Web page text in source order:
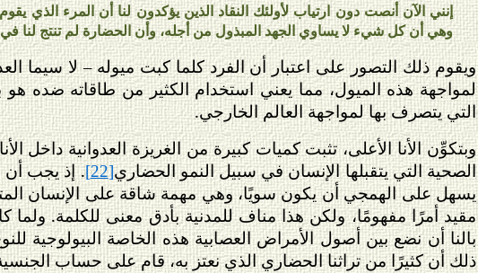
إنني الآن أنصت دون ارتياب لأولئك النقاد الذين يؤكدون لنا أن المرء الذي
وهي أن كل شيء لا يساوي الجهد المبذول من أجله، وأن الحضارة لم تنتج لنا في
ويقوم ذلك التصور على اعتبار أن الفرد كلما كبت ميوله – لا سيما
لمواجهة هذه الميول، مما يعني استخدام الكثير من طاقاته ضده
التي يتصرف بها لمواجهة العالم الخارجي.
وبتكوِّن الأنا الأعلى، تثبت كميات كبيرة من الغريزة العدوانية داخل
الصحية التي يتقبلها الإنسان في سبيل النمو الحضاري[22]
. إذ يجب أن
يسهل على الهمجي أن يكون سويًا، وهي مهمة شاقة على الإنسان
مقيد أمرًا مفهومًا، ولكن هذا مناف للمدنية بأدق معنى للكلمة. ولما
بالنا أن نضع بين أصول الأمراض العصابية هذه الخاصة البيولوجية
ذلك أن كثيرًا من تراثنا الحضاري الذي نعتز به، قام على حساب